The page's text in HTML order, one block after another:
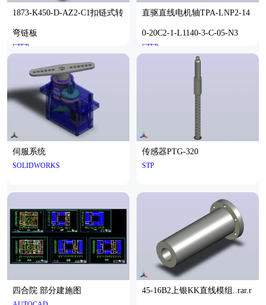
1873-K450-D-AZ2-C1扣链式转
弯链板
STEP
直驱直线电机轴TPA-LNP2-14
0-20C2-1-L1140-3-C-05-N3
STEP
伺服系统
SOLIDWORKS
传感器PTG-320
STP
四合院 部分建施图 45-16B2上银KK直线模组..rar.r